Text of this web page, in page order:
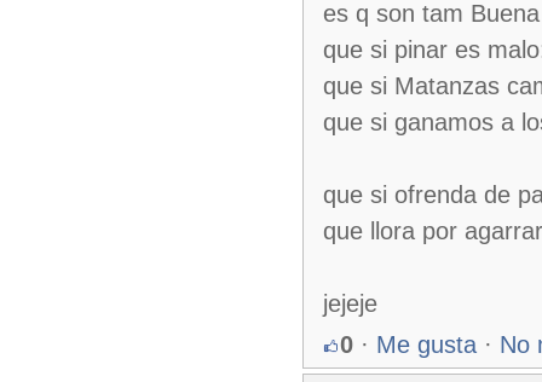
es q son tam
que si pinar es
que si Matanzas
que si ganamos a
que si ofrenda de
que llora por agarrar
jejeje
0 · Me gusta · No